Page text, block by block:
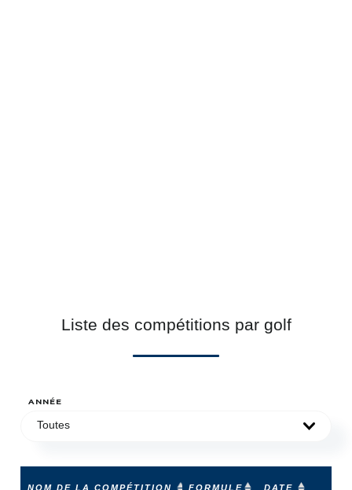
Liste des compétitions par golf
ANNÉE
Toutes
NOM DE LA COMPÉTITION FORMULE DATE